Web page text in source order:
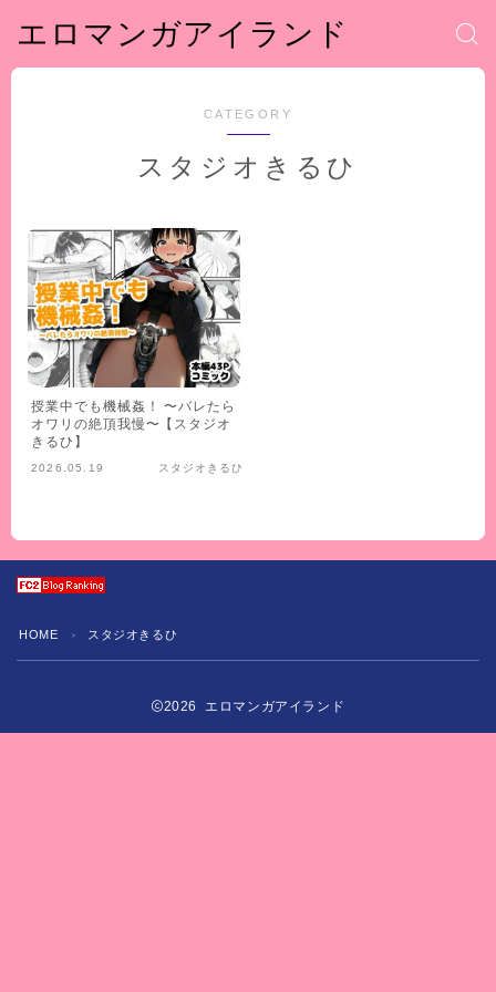
エロマンガアイランド
CATEGORY
スタジオきるひ
授業中でも機械姦！ 〜バレたら
オワリの絶頂我慢〜【スタジオ
きるひ】
2026.05.19 スタジオきるひ
HOME ＞ スタジオきるひ
2026 エロマンガアイランド